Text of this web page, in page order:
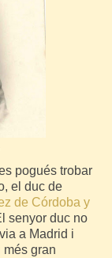
pogués trobar
el duc de
de Córdoba y
senyor duc no
a Madrid i
més gran